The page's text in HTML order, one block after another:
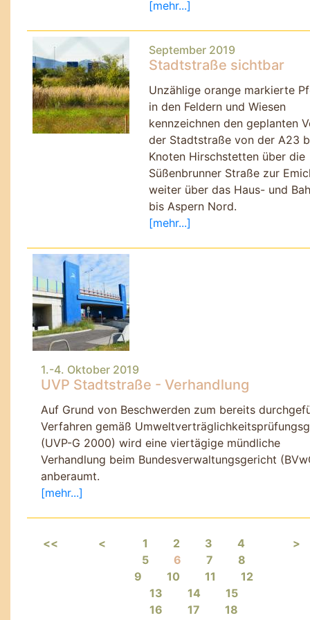
[mehr...]
September 2019
Stadtstraße sichtbar
Unzählige orange markierte
in den Feldern und Wiesen
kennzeichnen den geplanten
der Stadtstraße von der A23
Knoten Hirschstetten über die
Süßenbrunner Straße zur
weiter über das Haus- und
bis Aspern Nord.
[mehr...]
1.-4. Oktober 2019
UVP Stadtstraße - Verhandlung
Auf Grund von Beschwerden zum bereits
Verfahren gemäß
(UVP-G 2000) wird eine viertägige mündliche
Verhandlung beim Bundesverwaltungsgericht
anberaumt.
[mehr...]
<< < 1 2 3
4
5
6 7
8
9
10 11
12
13
14
15
16
17
18
>